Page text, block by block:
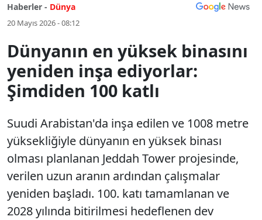
Haberler - Dünya
20 Mayıs 2026 - 08:12
Dünyanın en yüksek binasını
yeniden inşa ediyorlar:
Şimdiden 100 katlı
Suudi Arabistan'da inşa edilen ve 1008 metre
yüksekliğiyle dünyanın en yüksek binası
olması planlanan Jeddah Tower projesinde,
verilen uzun aranın ardından çalışmalar
yeniden başladı. 100. katı tamamlanan ve
2028 yılında bitirilmesi hedeflenen dev